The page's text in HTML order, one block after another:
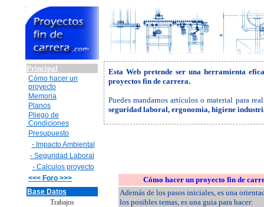
Principal
Cómo hacer un
proyecto
Memoria
Planos
Pliego de
Condiciones
Presupuesto
- Impacto Ambiental
- Seguridad Laboral
- Calculos proyecto
<<< Foro >>>
Base Datos
Trabajos
Esta Web pretende ser una herramienta
proyectos fin de carrera.
Puedes mandarnos artículos o material para
seguridad laboral, ergonomia, higiene
Cómo hacer un proyecto fin de
Además de los pasos iniciales, es una
los posibles temas, es una guia para hacer: